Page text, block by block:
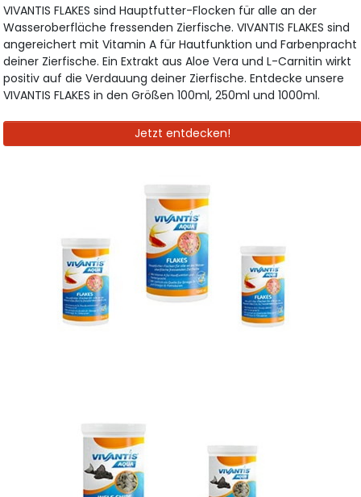
VIVANTIS FLAKES sind Hauptfutter-Flocken für alle an der
Wasseroberfläche fressenden Zierfische. VIVANTIS FLAKES sind
angereichert mit Vitamin A für Hautfunktion und Farbenpracht
deiner Zierfische. Ein Extrakt aus Aloe Vera und L-Carnitin wirkt
positiv auf die Verdauung deiner Zierfische. Entdecke unsere
VIVANTIS FLAKES in den Größen 100ml, 250ml und 1000ml.
Jetzt entdecken!